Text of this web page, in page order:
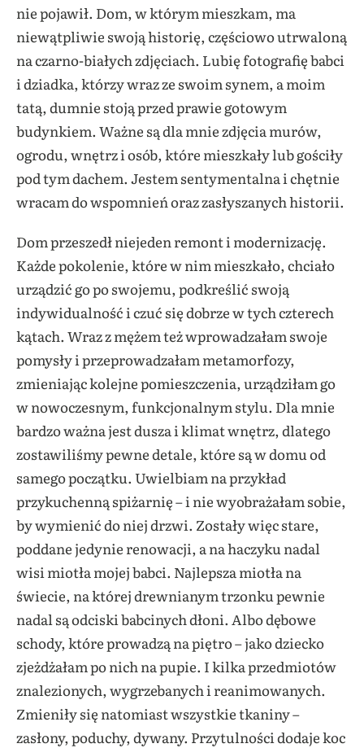
nie pojawił. Dom, w którym mieszkam, ma
niewątpliwie swoją historię, częściowo utrwaloną
na czarno-białych zdjęciach. Lubię fotografię babci
i dziadka, którzy wraz ze swoim synem, a moim
tatą, dumnie stoją przed prawie gotowym
budynkiem. Ważne są dla mnie zdjęcia murów,
ogrodu, wnętrz i osób, które mieszkały lub gościły
pod tym dachem. Jestem sentymentalna i chętnie
wracam do wspomnień oraz zasłyszanych historii.
Dom przeszedł niejeden remont i modernizację.
Każde pokolenie, które w nim mieszkało, chciało
urządzić go po swojemu, podkreślić swoją
indywidualność i czuć się dobrze w tych czterech
kątach. Wraz z mężem też wprowadzałam swoje
pomysły i przeprowadzałam metamorfozy,
zmieniając kolejne pomieszczenia, urządziłam go
w nowoczesnym, funkcjonalnym stylu. Dla mnie
bardzo ważna jest dusza i klimat wnętrz, dlatego
zostawiliśmy pewne detale, które są w domu od
samego początku. Uwielbiam na przykład
przykuchenną spiżarnię – i nie wyobrażałam sobie,
by wymienić do niej drzwi. Zostały więc stare,
poddane jedynie renowacji, a na haczyku nadal
wisi miotła mojej babci. Najlepsza miotła na
świecie, na której drewnianym trzonku pewnie
nadal są odciski babcinych dłoni. Albo dębowe
schody, które prowadzą na piętro – jako dziecko
zjeżdżałam po nich na pupie. I kilka przedmiotów
znalezionych, wygrzebanych i reanimowanych.
Zmieniły się natomiast wszystkie tkaniny –
zasłony, poduchy, dywany. Przytulności dodaje koc